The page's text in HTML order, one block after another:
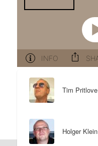
h
l
I
h
Tim Pritlove
Holger Klein